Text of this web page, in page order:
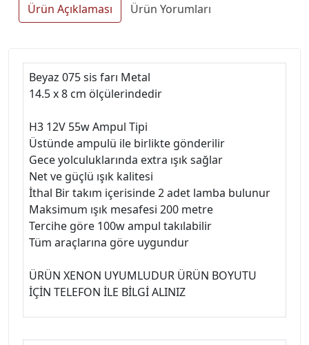
Ürün Açıklaması Ürün Yorumları
Beyaz 075 sis farı Metal
14.5 x 8 cm ölçülerindedir
H3 12V 55w Ampul Tipi
Üstünde ampulü ile birlikte gönderilir
Gece yolculuklarında extra ışık sağlar
Net ve güçlü ışık kalitesi
İthal Bir takım içerisinde 2 adet lamba bulunur
Maksimum ışık mesafesi 200 metre
Tercihe göre 100w ampul takılabilir
Tüm araçlarına göre uygundur
ÜRÜN XENON UYUMLUDUR ÜRÜN BOYUTU
İÇİN TELEFON İLE BİLGİ ALINIZ